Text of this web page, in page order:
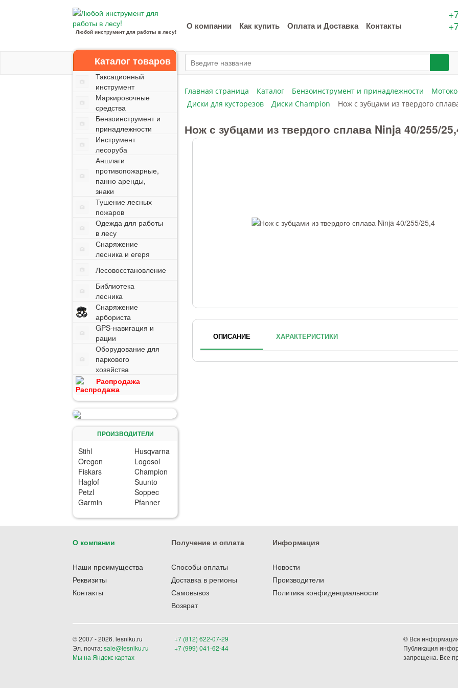
Любой инструмент для работы в лесу!
О компании Как купить Оплата и Доставка Контакты
Каталог товаров
Таксационный
инструмент
Маркировочные
средства
Бензоинструмент и
принадлежности
Инструмент
лесоруба
Аншлаги
противопожарные,
панно аренды,
знаки
Тушение лесных
пожаров
Одежда для работы
в лесу
Снаряжение
лесника и егеря
Лесовосстановление
Библиотека
лесника
Снаряжение
арбориста
GPS-навигация и
рации
Оборудование для
паркового
хозяйства
Распродажа
ПРОИЗВОДИТЕЛИ
Stihl
Husqvarna
Oregon
Logosol
Fiskars
Champion
Haglof
Suunto
Petzl
Soppec
Garmin
Pfanner
Главная страница Каталог Бензоинструмент и принадлежности
Диски для кусторезов
Диски Champion Нож с зубцами из твердого
Нож с зубцами из твердого сплава Ninja 40/255/
ОПИСАНИЕ ХАРАКТЕРИСТИКИ
О компании
Наши преимущества
Реквизиты
Контакты
Получение и оплата
Способы оплаты
Доставка в регионы
Самовывоз
Возврат
Информация
Новости
Производители
Политика конфиденциальности
© 2007 - 2026. lesniku.ru
Эл. почта:sale@lesniku.ru
Мы на Яндекс картах
+7 (812) 622-07-29
+7 (999) 041-62-44
© Вся информация
Публикация
запрещена. Все